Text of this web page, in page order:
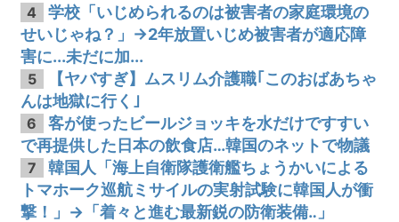
4
学校「いじめられるのは被害者の家庭環境の
せいじゃね？」→2年放置いじめ被害者が適応障
害に...未だに加...
5
【ヤバすぎ】ムスリム介護職｢このおばあちゃ
んは地獄に行く｣
6
客が使ったビールジョッキを水だけですすい
で再提供した日本の飲食店…韓国のネットで物議
7
韓国人「海上自衛隊護衛艦ちょうかいによる
トマホーク巡航ミサイルの実射試験に韓国人が衝
撃！」→「着々と進む最新鋭の防衛装備‥」